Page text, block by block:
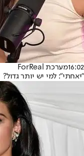
16:02מערכת ForReal
"יאחתי": למי יש יותר גדול?